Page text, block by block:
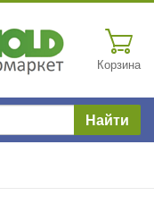
Корзина
Найти